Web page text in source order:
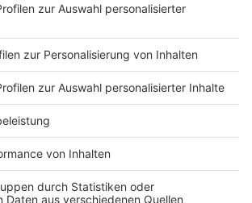
der Düsseldorfer EG werden nach
veröffentlicht. Besonders beliebt sind
den Top-Scorern der DEG in der
zeigen, welche Spieler gerade
sind. Wer sich für die neuesten
interessiert, findet bei DEG
zu Transfers der
exklusive Interviews mit DEG-